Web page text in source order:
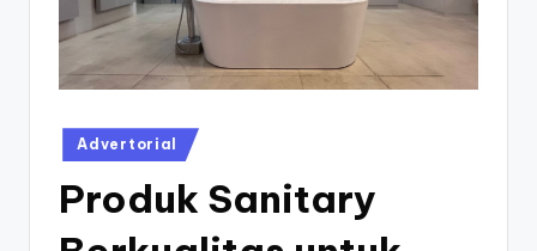
Posted
in
Advertorial
Produk Sanitary